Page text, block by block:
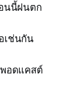
นนี้ฝนตก
เช่นกัน
อดแคสต์